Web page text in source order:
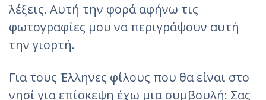
λέξεις. Αυτή την φορά αφήνω τις
φωτογραφίες μου να περιγράψουν αυτή
την γιορτή.
Για τους Έλληνες φίλους που θα είναι στο
νησί για επίσκεψη έχω μια συμβουλή: Σας